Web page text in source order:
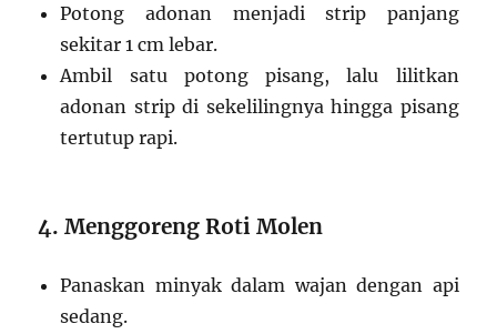
Potong adonan menjadi strip panjang
sekitar 1 cm lebar.
Ambil satu potong pisang, lalu lilitkan
adonan strip di sekelilingnya hingga pisang
tertutup rapi.
4. Menggoreng Roti Molen
Panaskan minyak dalam wajan dengan api
sedang.